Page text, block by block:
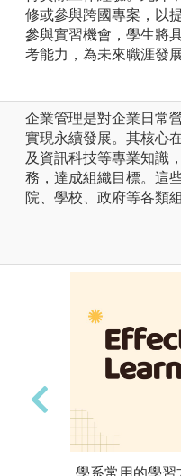
修或參與跨國專案，以
參與實習機會，學生將
考能力，為未來職涯發
企業管理是對企業日常
實現永續發展。其核心
及資訊科技等專業知識
務，達成組織目標。這
院、學校、政府等各類
學系常用的學習